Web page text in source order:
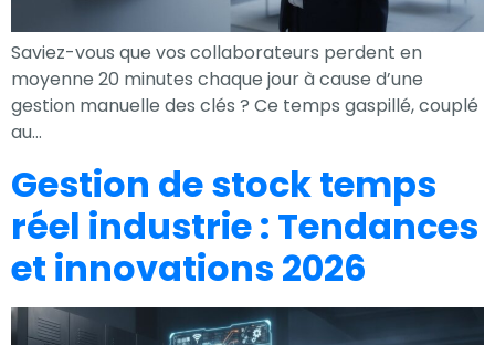
Saviez-vous que vos collaborateurs perdent en
moyenne 20 minutes chaque jour à cause d’une
gestion manuelle des clés ? Ce temps gaspillé, couplé
au…
Gestion de stock temps
réel industrie : Tendances
et innovations 2026
chances de
voir du contenu
et des offres